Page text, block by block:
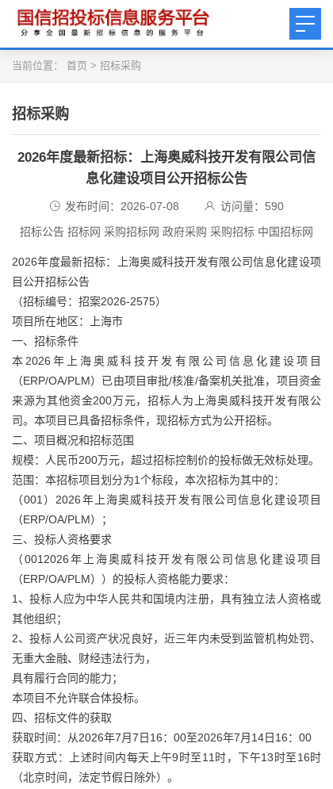
当前位置： 首页 > 招标采购
招标采购
2026年度最新招标：上海奥威科技开发有限公司信
息化建设项目公开招标公告
发布时间：2026-07-08 访问量： 590
招标公告 招标网 采购招标网 政府采购 采购招标 中国招标网
2026年度最新招标：上海奥威科技开发有限公司信息化建设项
目公开招标公告
（招标编号：招案2026-2575）
项目所在地区：上海市
一、招标条件
本2026年上海奥威科技开发有限公司信息化建设项目
（ERP/OA/PLM）已由项目审批/核准/备案机关批准，项目资金
来源为其他资金200万元，招标人为上海奥威科技开发有限公
司。本项目已具备招标条件，现招标方式为公开招标。
二、项目概况和招标范围
规模：人民币200万元，超过招标控制价的投标做无效标处理。
范围：本招标项目划分为1个标段，本次招标为其中的：
（001）2026年上海奥威科技开发有限公司信息化建设项目
（ERP/OA/PLM）；
三、投标人资格要求
（0012026年上海奥威科技开发有限公司信息化建设项目
（ERP/OA/PLM））的投标人资格能力要求：
1、投标人应为中华人民共和国境内注册，具有独立法人资格或
其他组织；
2、投标人公司资产状况良好，近三年内未受到监管机构处罚、
无重大金融、财经违法行为，
具有履行合同的能力；
本项目不允许联合体投标。
四、招标文件的获取
获取时间：从2026年7月7日16：00至2026年7月14日16：00
获取方式：上述时间内每天上午9时至11时，下午13时至16时
（北京时间，法定节假日除外）。